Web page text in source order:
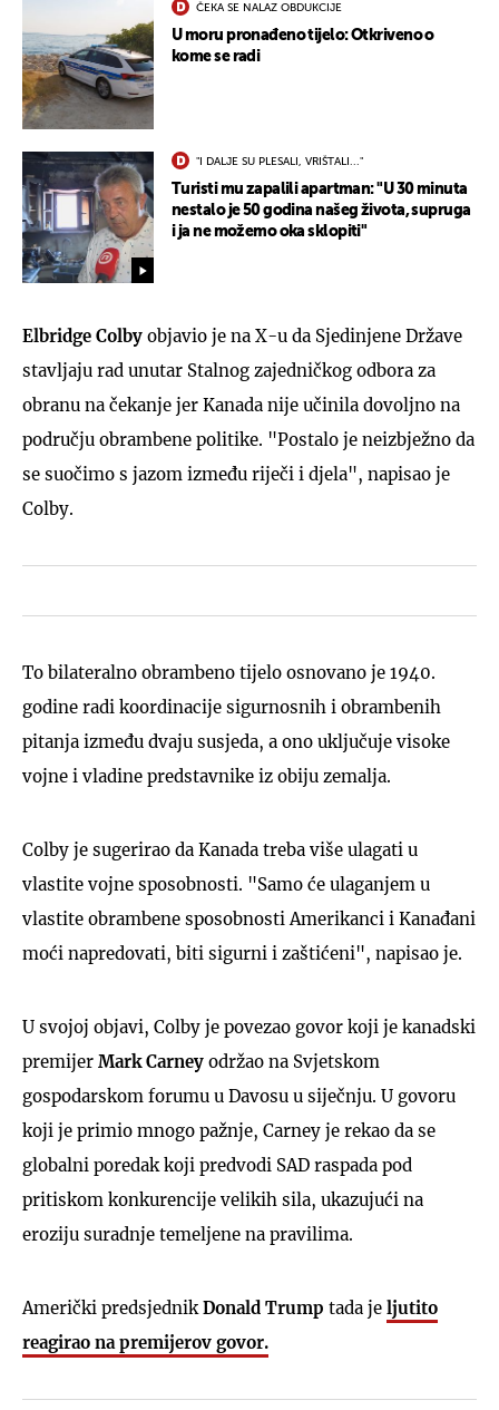
ČEKA SE NALAZ OBDUKCIJE
U moru pronađeno tijelo: Otkriveno o
kome se radi
"I DALJE SU PLESALI, VRIŠTALI..."
Turisti mu zapalili apartman: "U 30 minuta
nestalo je 50 godina našeg života, supruga
i ja ne možemo oka sklopiti"
Elbridge Colby objavio je na X-u da Sjedinjene Države
stavljaju rad unutar Stalnog zajedničkog odbora za
obranu na čekanje jer Kanada nije učinila dovoljno na
području obrambene politike. "Postalo je neizbježno da
se suočimo s jazom između riječi i djela", napisao je
Colby.
To bilateralno obrambeno tijelo osnovano je 1940.
godine radi koordinacije sigurnosnih i obrambenih
pitanja između dvaju susjeda, a ono uključuje visoke
vojne i vladine predstavnike iz obiju zemalja.
Colby je sugerirao da Kanada treba više ulagati u
vlastite vojne sposobnosti. "Samo će ulaganjem u
vlastite obrambene sposobnosti Amerikanci i Kanađani
moći napredovati, biti sigurni i zaštićeni", napisao je.
U svojoj objavi, Colby je povezao govor koji je kanadski
premijer Mark Carney održao na Svjetskom
gospodarskom forumu u Davosu u siječnju. U govoru
koji je primio mnogo pažnje, Carney je rekao da se
globalni poredak koji predvodi SAD raspada pod
pritiskom konkurencije velikih sila, ukazujući na
eroziju suradnje temeljene na pravilima.
Američki predsjednik Donald Trump tada je ljutito
reagirao na premijerov govor.